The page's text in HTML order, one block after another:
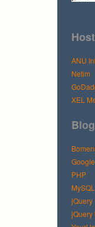
ANU
Netim
XEL
PHP
MySQL
jQuery
jQuery